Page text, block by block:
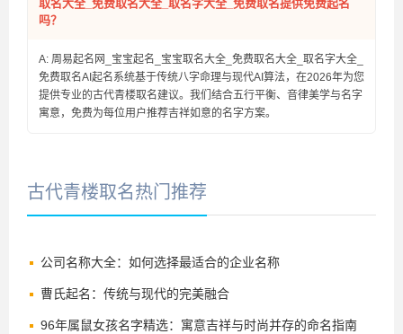
取名大全_免费取名大全_取名字大全_免费取名提供免费起名
吗？
A: 周易起名网_宝宝起名_宝宝取名大全_免费取名大全_取名字大全_
免费取名AI起名系统基于传统八字命理与现代AI算法，在2026年为您
提供专业的古代青楼取名建议。我们结合五行平衡、音律美学与名字
寓意，免费为每位用户推荐吉祥如意的名字方案。
古代青楼取名热门推荐
公司名称大全：如何选择最适合的企业名称
曹氏起名：传统与现代的完美融合
96年属鼠女孩名字精选：寓意吉祥与时尚并存的命名指南